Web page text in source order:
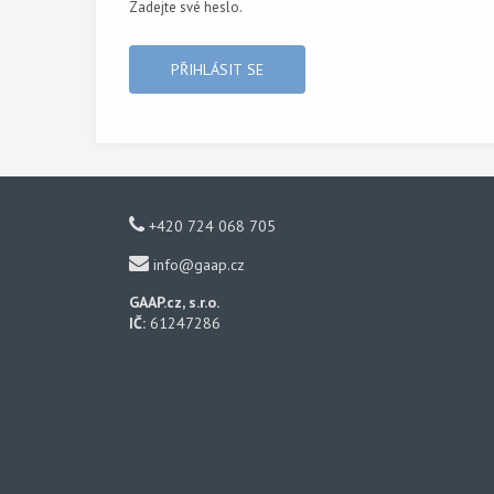
Zadejte své heslo.
+420 724 068 705
info@gaap.cz
GAAP.cz, s.r.o.
IČ: 61247286